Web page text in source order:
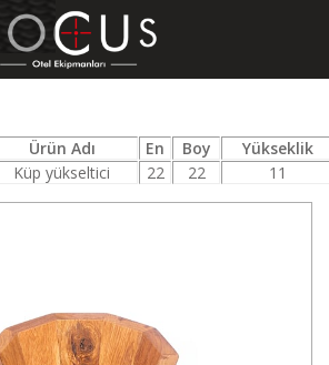
Ürün Adı En Boy
Yükseklik
Küp yükseltici 22 22 11